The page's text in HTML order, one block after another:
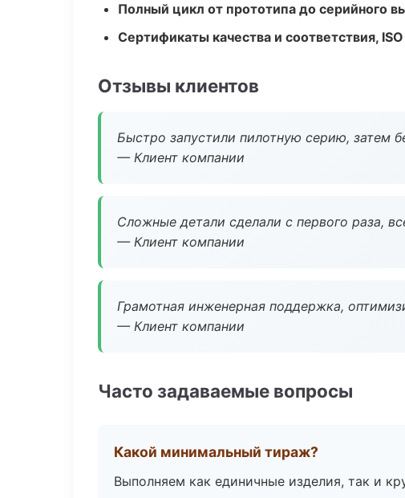
Полный цикл от прототипа до серийного
Сертификаты качества и соответствия,
Отзывы клиентов
Быстро запустили пилотную серию, затем
— Клиент компании
Сложные детали сделали с первого раза,
— Клиент компании
Грамотная инженерная поддержка,
— Клиент компании
Часто задаваемые вопросы
Какой минимальный тираж?
Выполняем как единичные изделия, так и